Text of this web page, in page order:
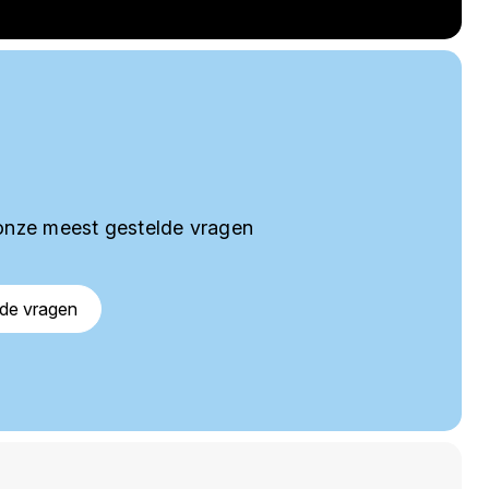
meest gestelde vragen
vragen